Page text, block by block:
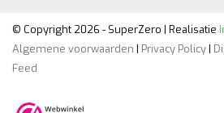
© Copyright 2026 - SuperZero | Realisatie
Algemene voorwaarden | Privacy Policy|
Feed